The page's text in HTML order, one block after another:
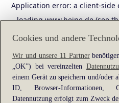
Application error: a client-side
loadingwww.heine.de(see
Cookies und andere
Wir und unsere 11 Partner
„OK”) bei vereinzelten
einem Gerät zu speichern und/oder
ID, Browser-Informationen,
Datennutzung erfolgt zum Zweck